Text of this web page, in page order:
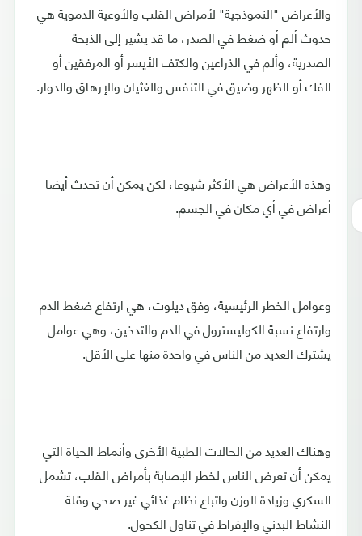
والأعراض "النموذجية" لأمراض القلب والأوعية الدموية هي
حدوث ألم أو ضغط في الصدر، ما قد يشير إلى الذبحة
الصدرية، وألم في الذراعين والكتف الأيسر أو المرفقين أو
الفك أو الظهر وضيق في التنفس والغثيان والإرهاق والدوار.
وهذه الأعراض هي الأكثر شيوعا، لكن يمكن أن تحدث أيضا
أعراض في أي مكان في الجسم.
وعوامل الخطر الرئيسية، وفق ديلوت، هي ارتفاع ضغط الدم
وارتفاع نسبة الكوليسترول في الدم والتدخين، وهي عوامل
يشترك العديد من الناس في واحدة منها على الأقل.
وهناك العديد من الحالات الطبية الأخرى وأنماط الحياة التي
يمكن أن تعرض الناس لخطر الإصابة بأمراض القلب، تشمل
السكري وزيادة الوزن واتباع نظام غذائي غير صحي وقلة
النشاط البدني والإفراط في تناول الكحول.